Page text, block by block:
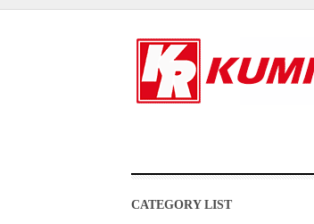
CATEGORY LIST